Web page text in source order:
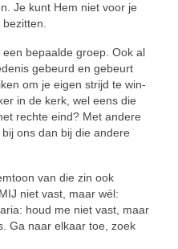
Je kunt Hem niet voor je
bepaalde groep. Ook al
gebeurd en gebeurt
om je eigen strijd te win­
in de kerk, wel eens die
rechte eind? Met andere
ons dan bij die andere
van die zin ook
niet vast, maar wél:
houd me niet vast, maar
Ga naar elkaar toe, zoek